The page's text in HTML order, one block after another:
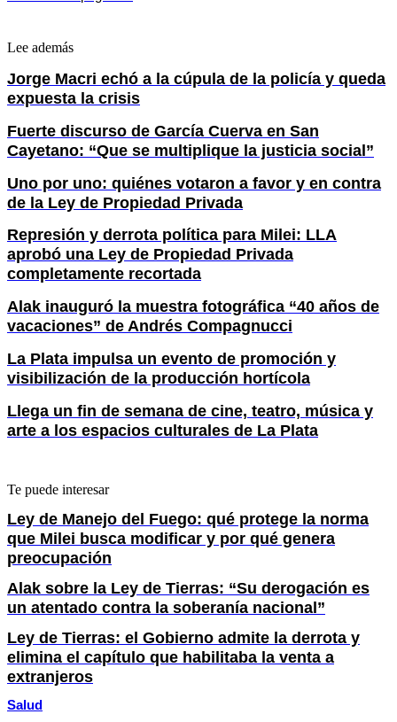
Lee además
Jorge Macri echó a la cúpula de la policía y queda
expuesta la crisis
Fuerte discurso de García Cuerva en San
Cayetano: “Que se multiplique la justicia social”
Uno por uno: quiénes votaron a favor y en contra
de la Ley de Propiedad Privada
Represión y derrota política para Milei: LLA
aprobó una Ley de Propiedad Privada
completamente recortada
Alak inauguró la muestra fotográfica “40 años de
vacaciones” de Andrés Compagnucci
La Plata impulsa un evento de promoción y
visibilización de la producción hortícola
Llega un fin de semana de cine, teatro, música y
arte a los espacios culturales de La Plata
Te puede interesar
Ley de Manejo del Fuego: qué protege la norma
que Milei busca modificar y por qué genera
preocupación
Alak sobre la Ley de Tierras: “Su derogación es
un atentado contra la soberanía nacional”
Ley de Tierras: el Gobierno admite la derrota y
elimina el capítulo que habilitaba la venta a
extranjeros
Salud